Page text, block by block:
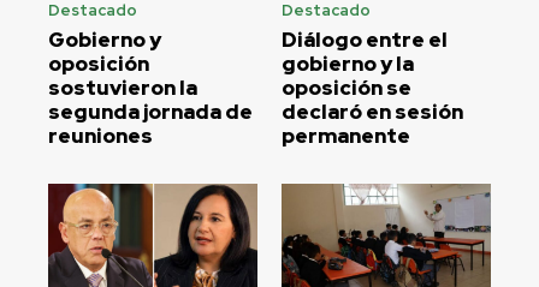
Destacado
Gobierno y
oposición
sostuvieron la
segunda jornada de
reuniones
Destacado
Diálogo entre el
gobierno y la
oposición se
declaró en sesión
permanente